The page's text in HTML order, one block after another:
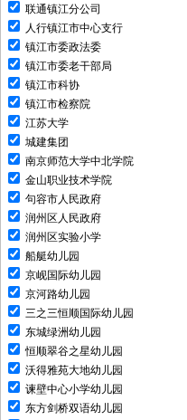
联通镇江分公司
人行镇江市中心支行
镇江市委政法委
镇江市委老干部局
镇江市科协
镇江市检察院
江苏大学
城建集团
南京师范大学中北学院
金山职业技术学院
句容市人民政府
润州区人民政府
润州区实验小学
船艇幼儿园
京岘国际幼儿园
京河路幼儿园
三之三恒顺国际幼儿园
东城绿洲幼儿园
恒顺翠谷之星幼儿园
沃得雅苑大地幼儿园
谏壁中心小学幼儿园
东方剑桥双语幼儿园